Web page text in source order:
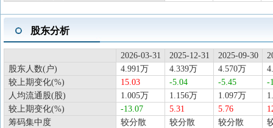
股东分析
2026-03-31 2025-12-31 2025-09-30
股东人数(户)
4.991万 4.339万 4.570万
较上期变化(%)
15.03 -5.04 -5.45
-
人均流通股(股)
1.005万 1.156万 1.097万
较上期变化(%)
-13.07 5.31 5.76
筹码集中度
较分散 较分散 较分散